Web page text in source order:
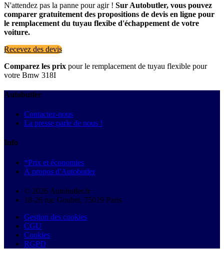
N'attendez pas la panne pour agir ! Sur Autobutler, vous pouvez
comparer gratuitement des propositions de devis en ligne pour
le remplacement du tuyau flexibe d'échappement de votre
voiture.
Recevez des devis
Comparez les prix pour le remplacement de tuyau flexible pour
votre Bmw 318I
Autobutler
Contactez-nous
La presse parle de nous !
Info
*Prix et économies
À propos d'Autobutler
© 2026 Autobutler.fr
18-26 rue Goubet, 75019 Paris
Gestion des cookies
CGU
Cookies
RGPD